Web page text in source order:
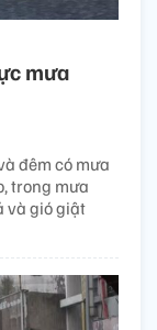
mưa
đêm có mưa
trong mưa
và gió giật